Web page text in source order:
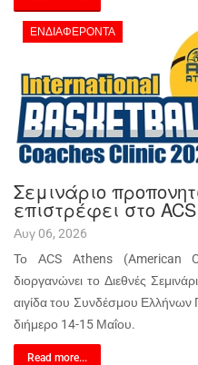
ΕΝΔΙΑΦΈΡΟΝΤΑ
Σεμινάριο
επιστρέφει στο
Αυγ 06, 2026
Το ΑCS Athens (American
διοργανώνει το Διεθνές
αιγίδα του Συνδέσμου
διήμερο 14-15 Μαΐου.
Read more...